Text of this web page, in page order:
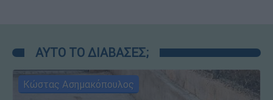
ΑΥΤΟ ΤΟ ΔΙΑΒΑΣΕΣ;
Κώστας Ασημακόπουλος